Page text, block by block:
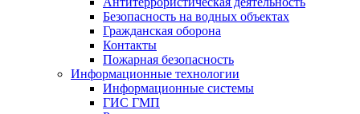
Безопасность на водных объектах
Гражданская оборона
Контакты
Пожарная безопасность
Информационные технологии
Информационные системы
ГИС ГМП